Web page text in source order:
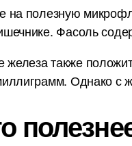
на полезную
Фасоль
также
Однако с